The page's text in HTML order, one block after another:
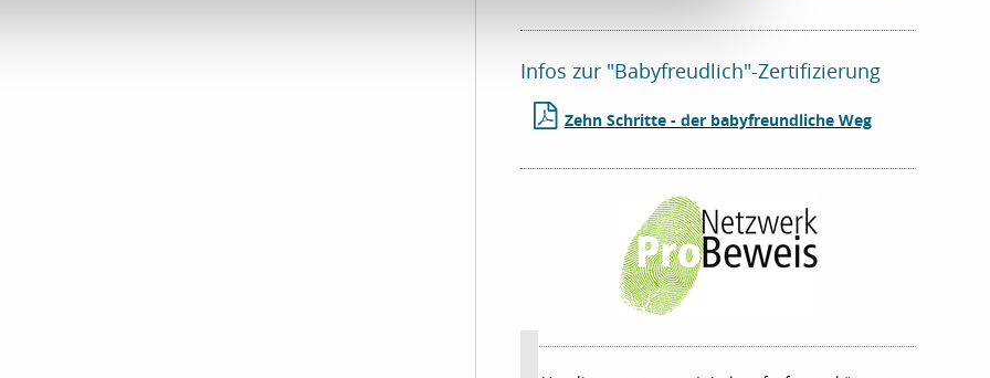
Infos zur "Babyfreudlich"-Zertifizierung
Zehn Schritte - der babyfreundliche Weg